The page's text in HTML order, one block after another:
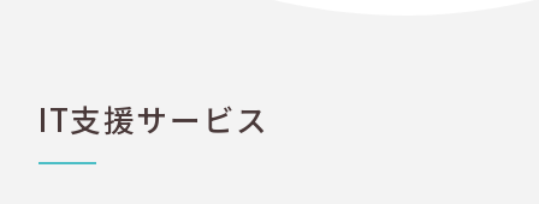
IT支援サービス